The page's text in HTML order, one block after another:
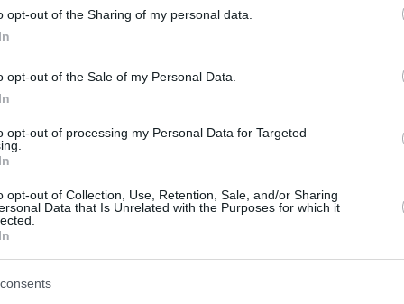
opt-out of the Sharing of my personal data.
opt-out of the Sale of my Personal Data.
opt-out of processing my Personal Data for Targeted
opt-out of Collection, Use, Retention, Sale, and/or Sharing
Data that Is Unrelated with the Purposes for which it
μέχρι να πάνε όλα καλά, πρόσθεσε η
που ανέβασε η Κατρίνα
του Ανδρέα Βούλγαρη
με τον νεογέννητο γιο τους
πρόσφατα το πρώτο του παιδί